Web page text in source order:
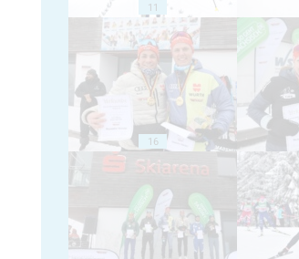
11
16